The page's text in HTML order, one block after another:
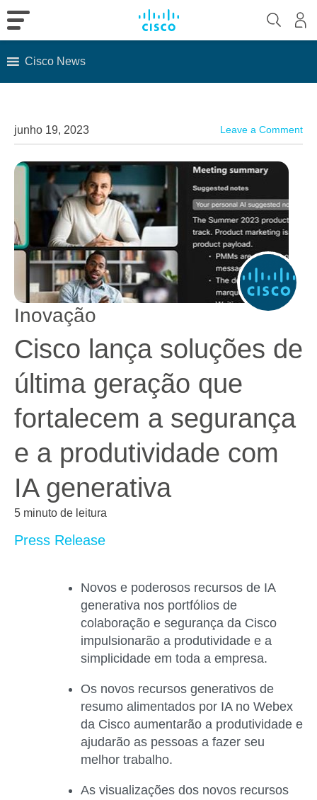
Cisco News
junho 19, 2023 Leave a Comment
Inovação
Cisco lança soluções de
última geração que
fortalecem a segurança
e a produtividade com
IA generativa
5 minuto de leitura
Press Release
Novos e poderosos recursos de IA
generativa nos portfólios de
colaboração e segurança da Cisco
impulsionarão a produtividade e a
simplicidade em toda a empresa.
Os novos recursos generativos de
resumo alimentados por IA no Webex
da Cisco aumentarão a produtividade e
ajudarão as pessoas a fazer seu
melhor trabalho.
As visualizações dos novos recursos